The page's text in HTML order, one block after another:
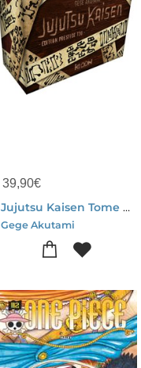
39,90€
Jujutsu Kaisen Tome 30 : A Partir De Maintenant
Gege Akutami